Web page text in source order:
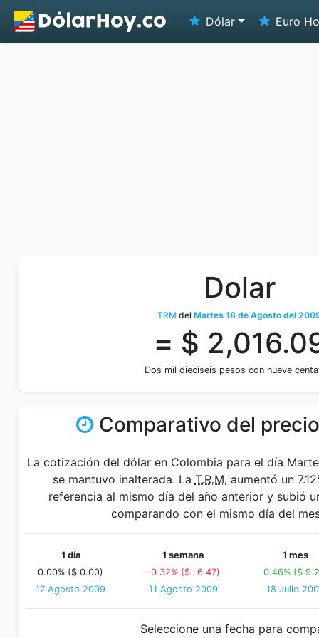
Dólar Euro
Dolar
TRM del Martes 18 de Agosto del
= $
Dos mil dieciseis pesos con nueve
Comparativo del
La cotización del dólar en Colombia para el día
se mantuvo inalterada. La T.R.M. aumentó un
referencia al mismo día del año anterior y subió
comparando con el mismo día del
1 día
0.00% ($ 0.00)
17 Agosto 2009
1 semana
-0.32% ($ -6.47)
11 Agosto 2009
1 mes
0.46% ($
18 Julio
Seleccione una fecha para